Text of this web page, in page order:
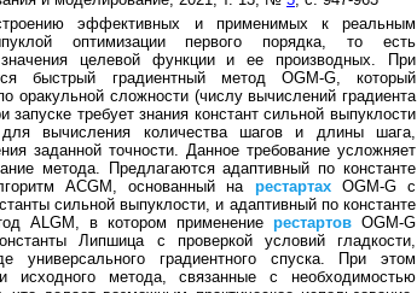
эффективных и применимых к реальным
оптимизации первого порядка, то есть
целевой функции и ее производных. При
быстрый градиентный метод OGM-G, который
оракульной сложности (числу вычислений градиента
запуске требует знания констант сильной выпуклости
вычисления количества шагов и длины шага,
заданной точности. Данное требование усложняет
метода. Предлагаются адаптивный по константе
ACGM, основанный на рестартахOGM-G с
сильной выпуклости, и адаптивный по константе
ALGM, в котором применение рестартов OGM-G
Липшица с проверкой условий гладкости,
универсального градиентного спуска. При этом
исходного метода, связанные с необходимостью